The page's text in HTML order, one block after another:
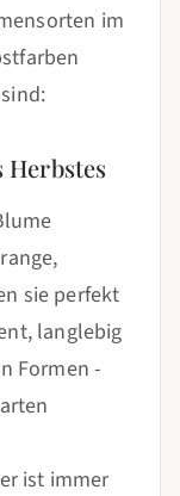
im
sie perfekt
langlebig
Formen -
ist immer